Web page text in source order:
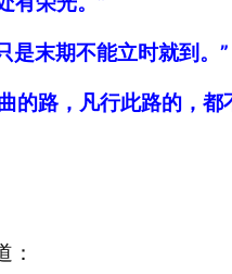
是末期不能立时就到。”
路，凡行此路的，都
：